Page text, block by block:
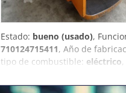
Estado: bueno (usado),
710124715411, Año de
tipo de combustible: eléctrico
máquina: 710124715411,
longitud de horquillas: 1150